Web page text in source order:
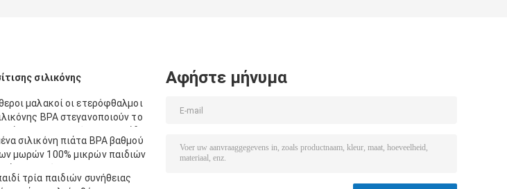
σιλικόνης
μαλακοί οι ετερόφθαλμοι
BPA στεγανοποιούν το
τη σίτιση
σιλικόνη πιάτα BPA βαθμού
μωρών 100% μικρών παιδιών
τρία παιδιών συνήθειας
Αφήστε μήνυμα